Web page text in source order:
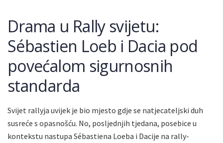
Drama u Rally svijetu:
Sébastien Loeb i Dacia pod
povećalom sigurnosnih
standarda
Svijet rallyja uvijek je bio mjesto gdje se natjecateljski duh
susreće s opasnošću. No, posljednjih tjedana, posebice u
kontekstu nastupa Sébastiena Loeba i Dacije na rally-